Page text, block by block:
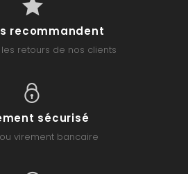
recommandent
retours de nos clients
sécurisé
ou virement bancaire